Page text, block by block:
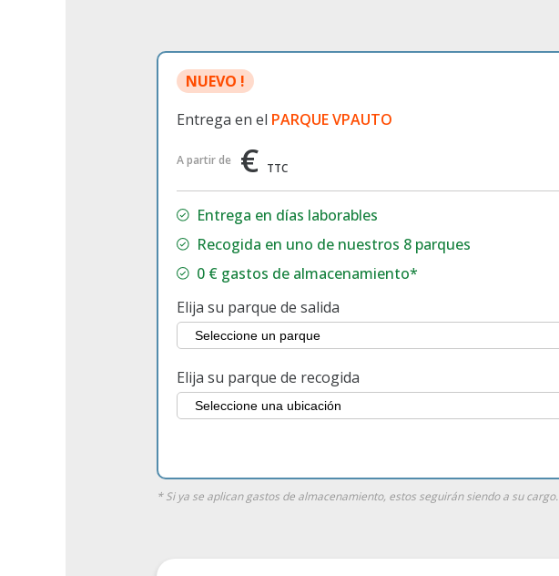
NUEVO !
Entrega en el PARQUE VPAUTO
A partir de € TTC
Entrega en días laborables
Recogida en uno de nuestros 8 parques
0 € gastos de almacenamiento*
Elija su parque de salida
Elija su parque de recogida
* Si ya se aplican gastos de almacenamiento, estos seguirán siendo a su cargo.